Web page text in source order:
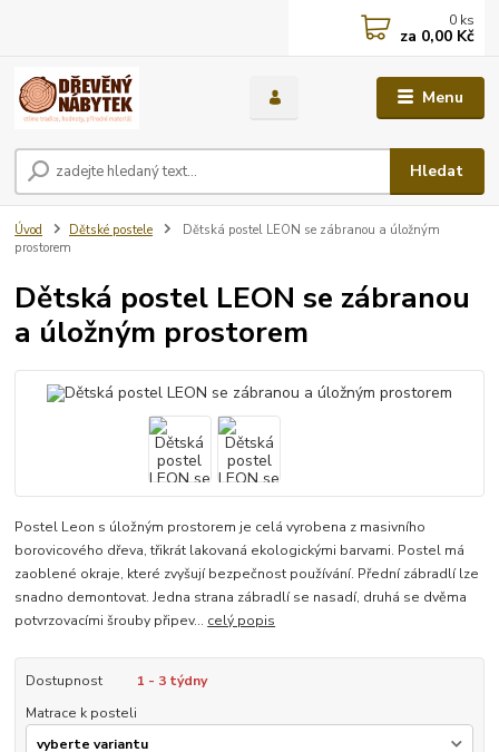
Menu
Hledat
0 ks
za 0,00 Kč
Úvod Dětské postele
Dětská postel LEON se zábranou a úložným
prostorem
Dětská postel LEON se zábranou
a úložným prostorem
Postel Leon s úložným prostorem je celá vyrobena z masivního
borovicového dřeva, třikrát lakovaná ekologickými barvami. Postel má
zaoblené okraje, které zvyšují bezpečnost používání. Přední zábradlí lze
snadno demontovat. Jedna strana zábradlí se nasadí, druhá se dvěma
potvrzovacími šrouby připev... celý popis
Dostupnost
1 - 3 týdny
Matrace k posteli